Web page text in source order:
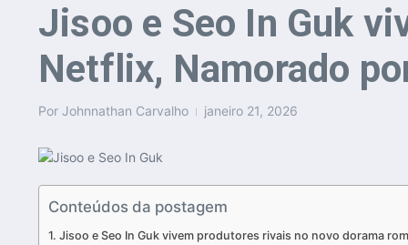
Jisoo e Seo In Guk
Netflix, Namorado
Por Johnnathan Carvalho janeiro 21, 2026
Conteúdos da postagem
Jisoo e Seo In Guk vivem produtores rivais no novo dorama